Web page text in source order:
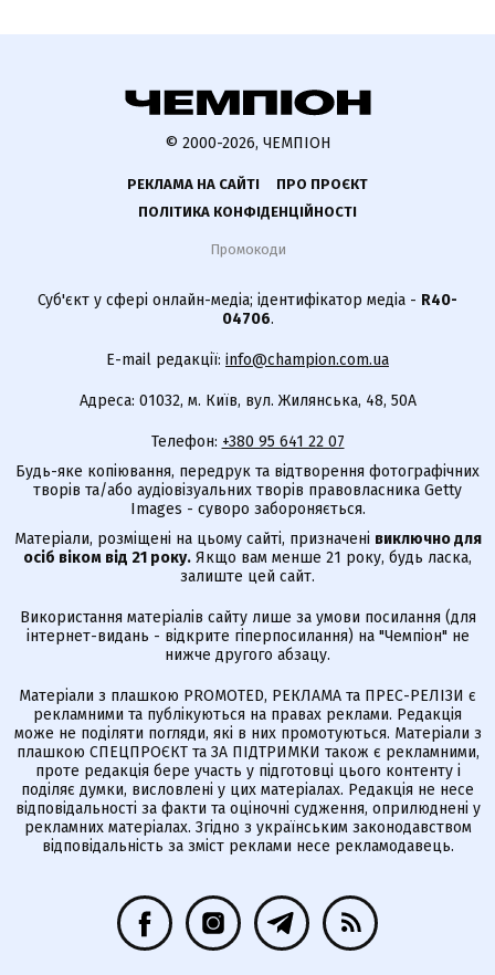
© 2000-2026, ЧЕМПІОН
РЕКЛАМА НА САЙТІ
ПРО ПРОЄКТ
ПОЛІТИКА КОНФІДЕНЦІЙНОСТІ
Промокоди
Суб'єкт у сфері онлайн-медіа; ідентифікатор медіа - R40-
04706.
E-mail редакції: info@champion.com.ua
Адреса: 01032, м. Київ, вул. Жилянська, 48, 50А
Телефон: +380 95 641 22 07
Будь-яке копіювання, передрук та відтворення фотографічних
творів та/або аудіовізуальних творів правовласника Getty
Images - суворо забороняється.
Матеріали, розміщені на цьому сайті, призначені виключно для
осіб віком від 21 року. Якщо вам менше 21 року, будь ласка,
залиште цей сайт.
Використання матеріалів сайту лише за умови посилання (для
інтернет-видань - відкрите гіперпосилання) на "Чемпіон" не
нижче другого абзацу.
Матеріали з плашкою PROMOTED, РЕКЛАМА та ПРЕС-РЕЛІЗИ є
рекламними та публікуються на правах реклами. Редакція
може не поділяти погляди, які в них промотуються. Матеріали з
плашкою СПЕЦПРОЄКТ та ЗА ПІДТРИМКИ також є рекламними,
проте редакція бере участь у підготовці цього контенту і
поділяє думки, висловлені у цих матеріалах. Редакція не несе
відповідальності за факти та оціночні судження, оприлюднені у
рекламних матеріалах. Згідно з українським законодавством
відповідальність за зміст реклами несе рекламодавець.